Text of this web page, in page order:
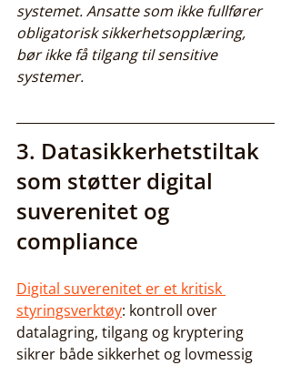
systemet. Ansatte som ikke fullfører
obligatorisk sikkerhetsopplæring,
bør ikke få tilgang til sensitive
systemer.
3. Datasikkerhetstiltak
som støtter digital
suverenitet og
compliance
Digital suverenitet er et kritisk
styringsverktøy: kontroll over
datalagring, tilgang og kryptering
sikrer både sikkerhet og lovmessig